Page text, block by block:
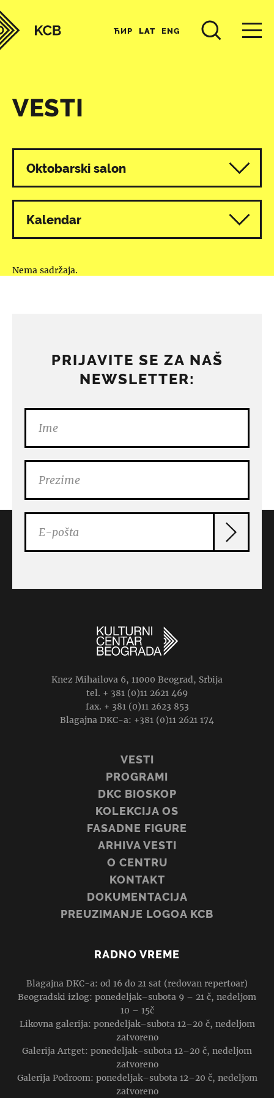
ЋИР LAT ENG
VESTI
Svi programi
Oktobarski salon
Kalendar
Nema sadržaja.
PRIJAVITE SE ZA NAŠ
NEWSLETTER:
Knez Mihailova 6, 11000 Beograd, Srbija
tel. + 381 (0)11 2621 469
fax. + 381 (0)11 2623 853
Blagajna DKC-a: +381 (0)11 2621 174
VESTI
PROGRAMI
DKC BIOSKOP
KOLEKCIJA OS
FASADNE FIGURE
ARHIVA VESTI
O CENTRU
KONTAKT
DOKUMENTACIJA
PREUZIMANJE LOGOA KCB
RADNO VREME
Blagajna DKC-a: od 16 do 21 sat (redovan repertoar)
Beogradski izlog: ponedeljak–subota 9 – 21 č, nedeljom
10 – 15č
Likovna galerija: ponedeljak–subota 12–20 č, nedeljom
zatvoreno
Galerija Artget: ponedeljak–subota 12–20 č, nedeljom
zatvoreno
Galerija Podroom: ponedeljak–subota 12–20 č, nedeljom
zatvoreno